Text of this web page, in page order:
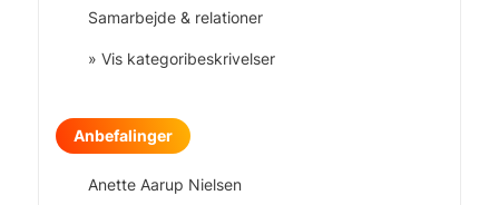
Samarbejde & relationer
» Vis kategoribeskrivelser
Anbefalinger
Anette Aarup Nielsen